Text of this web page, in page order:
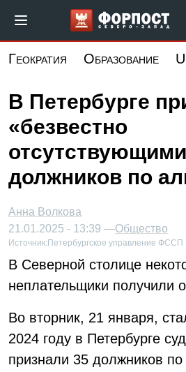
основному
Форпост
Геократия Образование
В Петербурге
«безвестно
должников по
Анна Волкова
21.01.2025 - 13:39 —Общество
Источник: Петербургское управление ФССП
В Северной столице
неплательщики получили
Во вторник, 21 января,
2024 году в Петербурге
признали 35 должников